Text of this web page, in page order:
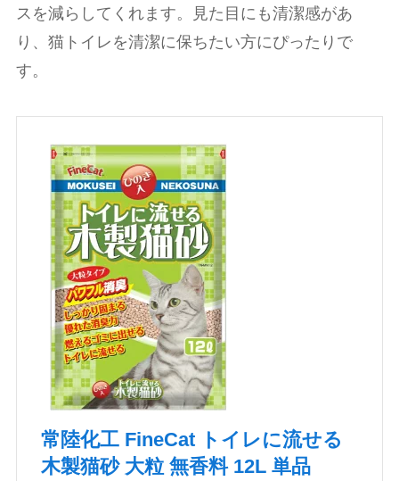
スを減らしてくれます。見た目にも清潔感があ
り、猫トイレを清潔に保ちたい方にぴったりで
す。
常陸化工 FineCat トイレに流せる
木製猫砂 大粒 無香料 12L 単品